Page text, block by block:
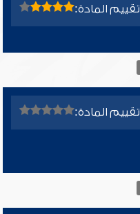
تقييم المادة:
تقييم المادة: